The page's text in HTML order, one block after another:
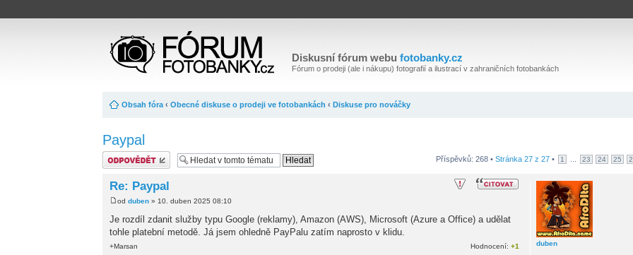
Diskusní fórum webu fotobanky.cz
Fórum o prodeji (ale i nákupu) fotografií a ilustrací v zahraničních fotobankách
Obsah fóra ‹ Obecné diskuse o prodeji ve fotobankách ‹ Diskuse pro nováčky
Paypal
Odeslat odpověď Příspěvků: 268 • Stránka 27 z 27 • 1 23 24 25
Re: Paypal
od duben » 10. duben 2025 08:10
Je rozdíl zdanit služby typu Google (reklamy), Amazon (AWS), Microsoft (Azure a Office) a udělat
tohle platební metodě. Já jsem ohledně PayPalu zatím naprosto v klidu.
+Marsan Hodnocení: +1 duben